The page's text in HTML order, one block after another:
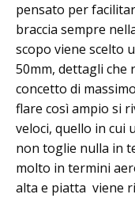
pensato per
braccia sempre
scopo viene scelto
50mm, dettagli che
concetto di
flare così ampio si
veloci, quello in cui
non toglie nulla in
molto in termini
alta e piatta viene